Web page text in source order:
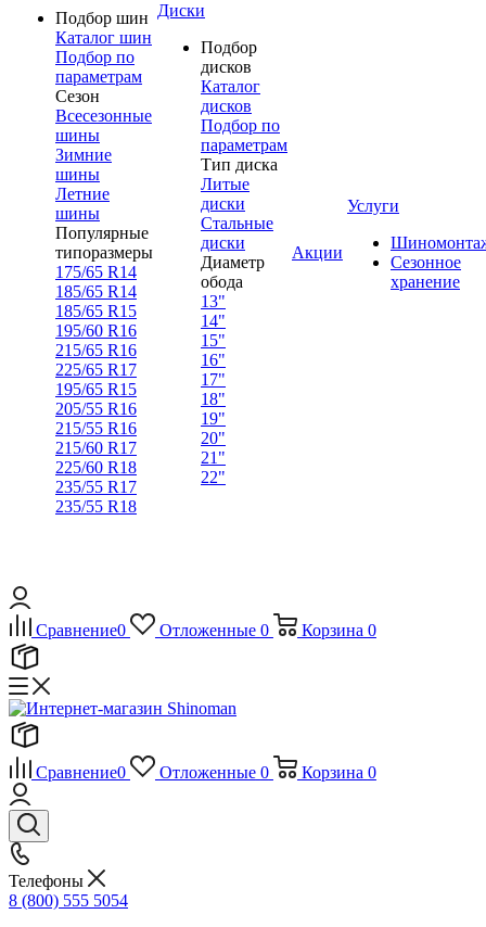
Подбор шин
Каталог шин
Подбор по
параметрам
Сезон
Всесезонные
шины
Зимние
шины
Летние
шины
Популярные
типоразмеры
175/65 R14
185/65 R14
185/65 R15
195/60 R16
215/65 R16
225/65 R17
195/65 R15
205/55 R16
215/55 R16
215/60 R17
225/60 R18
235/55 R17
235/55 R18
Диски
Подбор
дисков
Каталог
дисков
Подбор по
параметрам
Тип диска
Литые
диски
Стальные
диски
Диаметр
обода
13"
14"
15"
16"
17"
18"
19"
20"
21"
22"
Акции
Услуги
Сезонное
хранение
Сравнение0 Отложенные 0 Корзина 0
Сравнение0 Отложенные 0 Корзина 0
Телефоны
8 (800) 555 5054